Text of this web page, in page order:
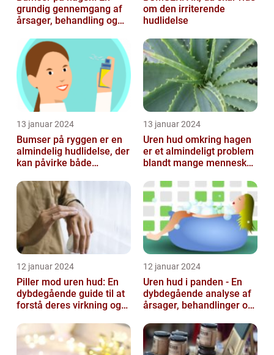
grundig gennemgang af
årsager, behandling og
om den irriterende
hudlidelse
13 januar 2024
Bumser på ryggen er en
almindelig hudlidelse, der
kan påvirke både
13 januar 2024
Uren hud omkring hagen
er et almindeligt problem
blandt mange mennesker,
og...
12 januar 2024
Piller mod uren hud: En
dybdegående guide til at
forstå deres virkning og
12 januar 2024
Uren hud i panden - En
dybdegående analyse af
årsager, behandlinger og